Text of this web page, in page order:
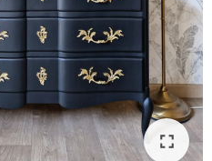
fullscreen
fullscreen